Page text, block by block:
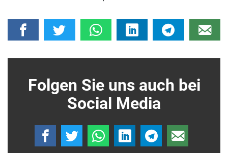
Folgen Sie uns auch bei
Social Media